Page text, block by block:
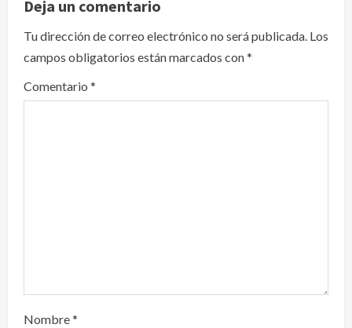
i
g
a
Deja un comentario
Tu dirección de correo electrónico no será publicada. Los
campos obligatorios están marcados con*
Comentario *
Nombre*